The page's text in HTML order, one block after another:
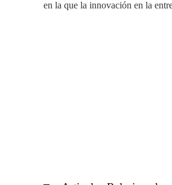
en la que la innovación en la